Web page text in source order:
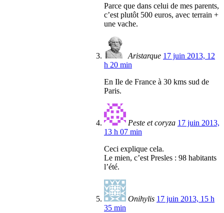
Parce que dans celui de mes parents,
c’est plutôt 500 euros, avec terrain +
une vache.
Aristarque 17 juin 2013, 12
h 20 min
En Ile de France à 30 kms sud de
Paris.
Peste et coryza 17 juin 2013,
13 h 07 min
Ceci explique cela.
Le mien, c’est Presles : 98 habitants
l’été.
Onihylis 17 juin 2013, 15 h
35 min